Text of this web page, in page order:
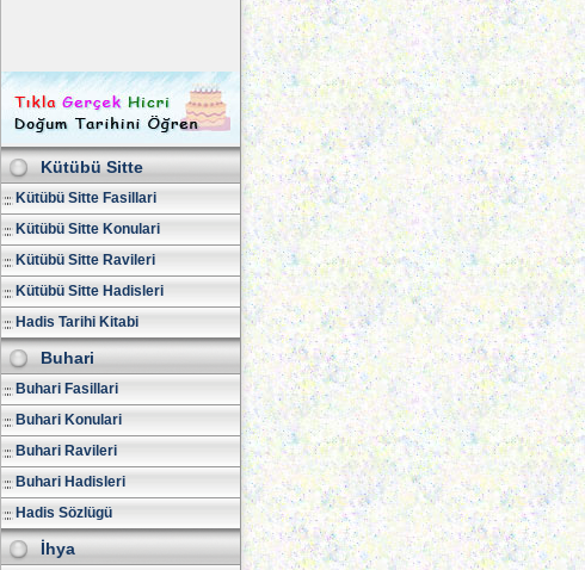
Kütübü Sitte
Kütübü Sitte Fasillari
Kütübü Sitte Konulari
Kütübü Sitte Ravileri
Kütübü Sitte Hadisleri
Hadis Tarihi Kitabi
Buhari
Buhari Fasillari
Buhari Konulari
Buhari Ravileri
Buhari Hadisleri
Hadis Sözlügü
İhya